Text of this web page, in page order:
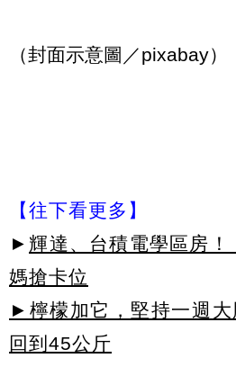
（封面示意圖／pixabay）
【往下看更多】
► 輝達、台積電學區房
媽搶卡位
►檸檬加它，堅持一週
回到45公斤